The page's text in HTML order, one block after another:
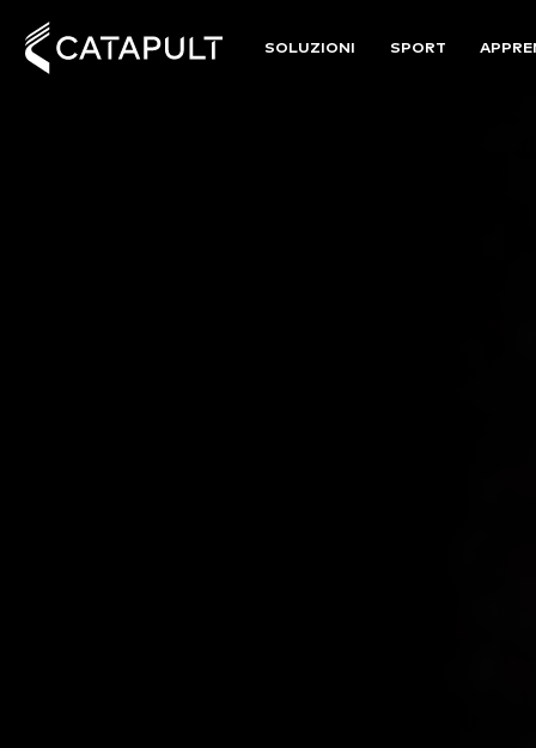
SOLUZIONI SPORT